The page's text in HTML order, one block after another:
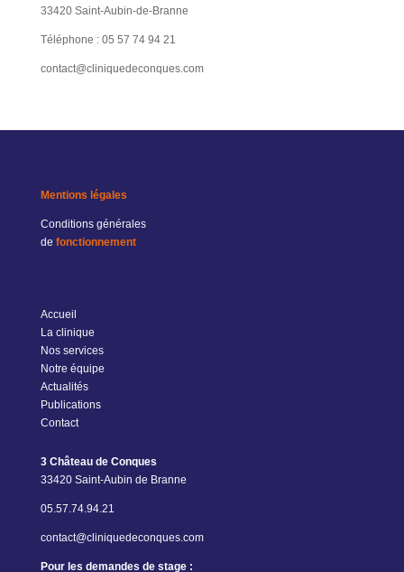
33420 Saint-Aubin-de-Branne
Téléphone : 05 57 74 94 21
contact@cliniquedeconques.com
Mentions légales
Conditions générales
de fonctionnement
Accueil
La clinique
Nos services
Notre équipe
Actualités
Publications
Contact
3 Château de Conques
33420 Saint-Aubin de Branne
05.57.74.94.21
contact@cliniquedeconques.com
Pour les demandes de stage :